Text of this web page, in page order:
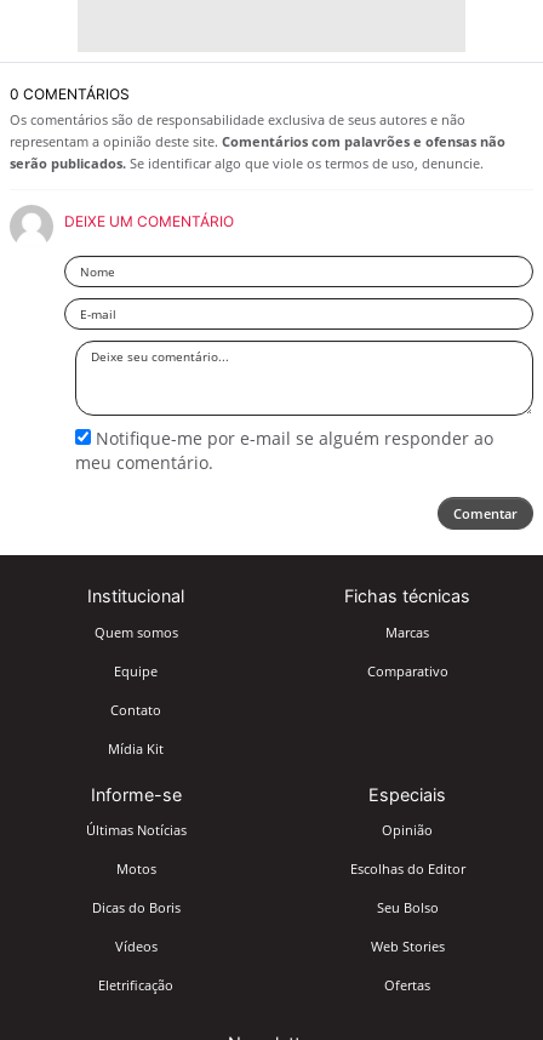
0 COMENTÁRIOS
Os comentários são de responsabilidade exclusiva de seus autores e não
representam a opinião deste site. Comentários com palavrões e ofensas não
serão publicados. Se identificar algo que viole os termos de uso, denuncie.
DEIXE UM COMENTÁRIO
Nome
Email
Deixe
Notifique-me por e-mail se alguém responder ao
meu comentário.
Comentar
Institucional
Quem somos
Equipe
Contato
Mídia Kit
Fichas técnicas
Marcas
Comparativo
Informe-se
Últimas Notícias
Motos
Dicas do Boris
Vídeos
Eletrificação
Especiais
Opinião
Escolhas do Editor
Seu Bolso
Web Stories
Ofertas